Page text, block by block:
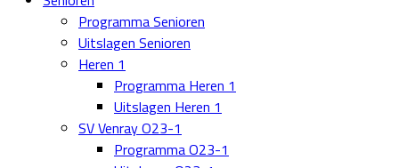
Programma Senioren
Uitslagen Senioren
Heren 1
Programma Heren 1
Uitslagen Heren 1
SV Venray O23-1
Programma O23-1